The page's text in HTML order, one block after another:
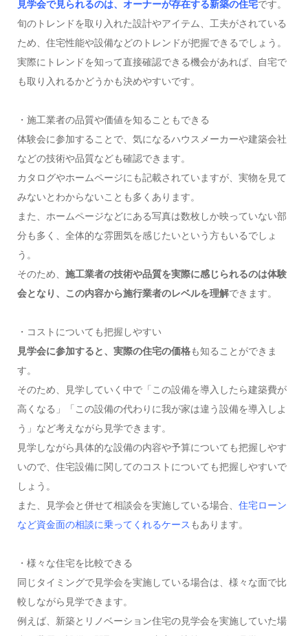
見学会で見られるのは、オーナーが存在する新築の住宅です。
旬のトレンドを取り入れた設計やアイテム、工夫がされている
ため、住宅性能や設備などのトレンドが把握できるでしょう。
実際にトレンドを知って直接確認できる機会があれば、自宅で
も取り入れるかどうかも決めやすいです。
・施工業者の品質や価値を知ることもできる
体験会に参加することで、気になるハウスメーカーや建築会社
などの技術や品質なども確認できます。
カタログやホームページにも記載されていますが、実物を見て
みないとわからないことも多くあります。
また、ホームページなどにある写真は数枚しか映っていない部
分も多く、全体的な雰囲気を感じたいという方もいるでしょ
う。
そのため、 施工業者の技術や品質を実際に感じられるのは体験
会となり、この内容から施行業者のレベルを理解できます。
・コストについても把握しやすい
見学会に参加すると、実際の住宅の価格も知ることができま
す。
そのため、見学していく中で「この設備を導入したら建築費が
高くなる」「この設備の代わりに我が家は違う設備を導入しよ
う」など考えながら見学できます。
見学しながら具体的な設備の内容や予算についても把握しやす
いので、住宅設備に関してのコストについても把握しやすいで
しょう。
また、見学会と併せて相談会を実施している場合、 住宅ローン
など資金面の相談に乗ってくれるケース もあります。
・様々な住宅を比較できる
同じタイミングで見学会を実施している場合は、様々な面で比
較しながら見学できます。
例えば、新築とリノベーション住宅の見学会を実施していた場